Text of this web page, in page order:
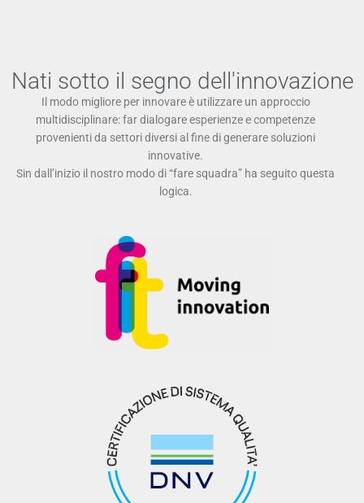
Nati sotto il segno dell'innovazione
Il modo migliore per innovare è utilizzare un approccio
multidisciplinare: far dialogare esperienze e competenze
provenienti da settori diversi al fine di generare soluzioni
innovative.
Sin dall’inizio il nostro modo di “fare squadra” ha seguito questa
logica.